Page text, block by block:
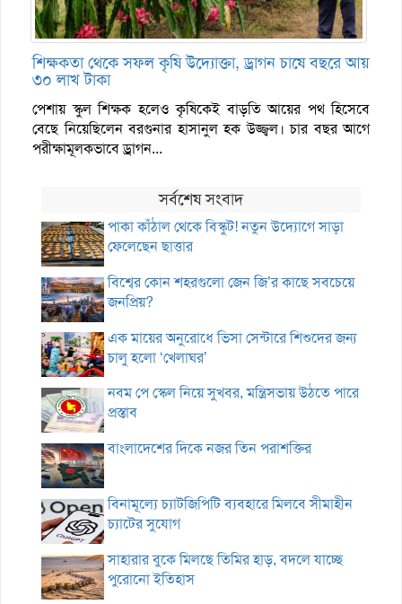
শিক্ষকতা থেকে সফল কৃষি উদ্যোক্তা, ড্রাগন চাষে বছরে আয়
৩০ লাখ টাকা
পেশায় স্কুল শিক্ষক হলেও কৃষিকেই বাড়তি আয়ের পথ হিসেবে
বেছে নিয়েছিলেন বরগুনার হাসানুল হক উজ্জ্বল। চার বছর আগে
পরীক্ষামূলকভাবে ড্রাগন...
সর্বশেষ সংবাদ
পাকা কাঁঠাল থেকে বিস্কুট! নতুন উদ্যোগে সাড়া
ফেলেছেন ছাত্তার
বিশ্বের কোন শহরগুলো জেন জি’র কাছে সবচেয়ে
জনপ্রিয়?
এক মায়ের অনুরোধে ভিসা সেন্টারে শিশুদের জন্য
চালু হলো ‘খেলাঘর’
নবম পে স্কেল নিয়ে সুখবর, মন্ত্রিসভায় উঠতে পারে
প্রস্তাব
বাংলাদেশের দিকে নজর তিন পরাশক্তির
বিনামূল্যে চ্যাটজিপিটি ব্যবহারে মিলবে সীমাহীন
চ্যাটের সুযোগ
সাহারার বুকে মিলছে তিমির হাড়, বদলে যাচ্ছে
পুরোনো ইতিহাস